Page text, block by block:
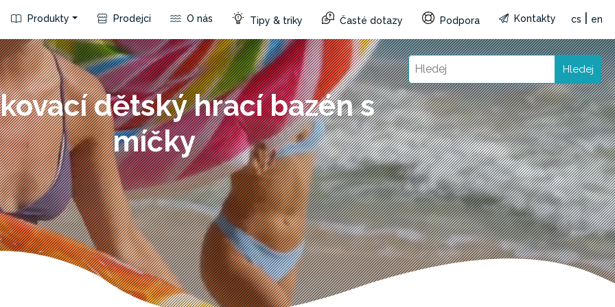
Produkty Prodejci O nás Tipy & triky Časté dotazy Podpora Kontakty cs en
Hledej
dětský hrací bazén s
míčky